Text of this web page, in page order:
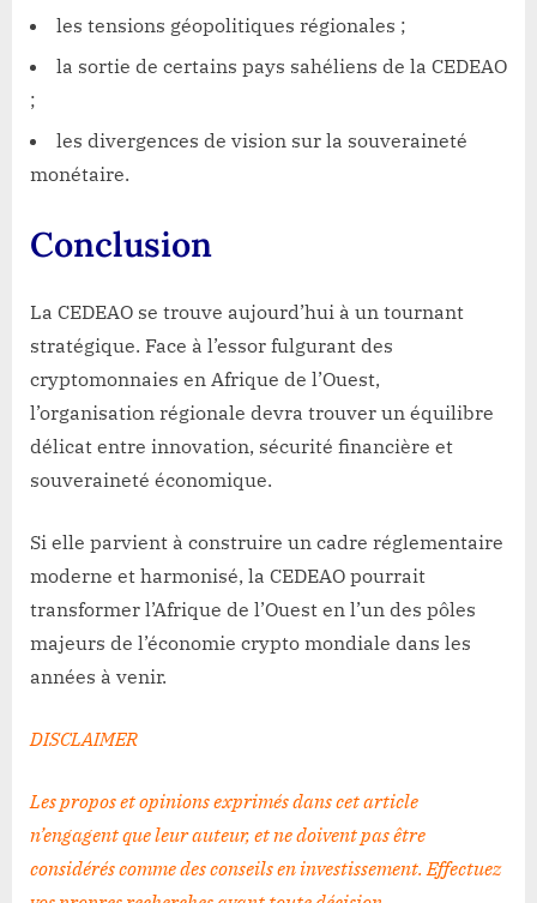
les tensions géopolitiques régionales ;
la sortie de certains pays sahéliens de la CEDEAO
;
les divergences de vision sur la souveraineté
monétaire.
Conclusion
La CEDEAO se trouve aujourd’hui à un tournant
stratégique. Face à l’essor fulgurant des
cryptomonnaies en Afrique de l’Ouest,
l’organisation régionale devra trouver un équilibre
délicat entre innovation, sécurité financière et
souveraineté économique.
Si elle parvient à construire un cadre réglementaire
moderne et harmonisé, la CEDEAO pourrait
transformer l’Afrique de l’Ouest en l’un des pôles
majeurs de l’économie crypto mondiale dans les
années à venir.
DISCLAIMER
Les propos et opinions exprimés dans cet article
n’engagent que leur auteur, et ne doivent pas être
considérés comme des conseils en investissement. Effectuez